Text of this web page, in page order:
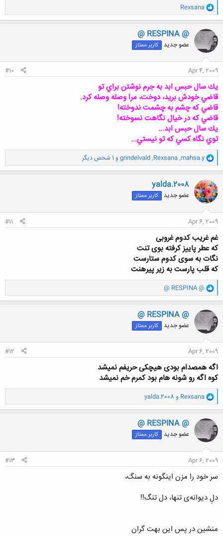
و
ا
ک
ن
ش
ه
ا
Rexsana
@ RESPINA @
عضو جدید کاربر ممتاز
Apr 4, 2009
#10
يك سال حبس ابد به جرم نوشتن براي تو
قاضي خودش بريد، دوخت، مرا وصله وصله كرد.
قاضي كه چشم به چشمت ندوخته!
قاضي كه در خيال نگاهت نسوخته!
يك سال حبس ابد...
توي نگاه كسي كه تو نيستي...
و
ا
ک
ن
ش
ه
ا
mahsa.y
,
Rexsana
,
grindelvald و 1 شخص دیگر
yalda.2008
عضو جدید کاربر ممتاز
Apr 6, 2009
#11
غم غریب کدوم غروبی
که عطر پاییز کرفته بوی تنت
نگات به سوی کدوم ستارست
که قلب پارست به زیر پیرهنت
و
ا
ک
ن
ش
ه
ا
@ RESPINA @
@ RESPINA @
عضو جدید کاربر ممتاز
Apr 6, 2009
#12
اگه همصدام بودی هیچکی حریفم نمیشد
کوه اگه رو شونه هام بود کمرم خم نمیشد
و
ا
ک
ن
ش
ه
ا
Rexsana و yalda.2008
@ RESPINA @
عضو جدید کاربر ممتاز
Apr 6, 2009
#13
سر خود را مزن اینگونه به سنگ،
دلِ دیوانه‌ی تنها، دل تنگ!!
منشین در پس این بهت گران